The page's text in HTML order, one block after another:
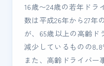
16歳〜24歳の若年ドラ
数は平成26年から27年
が、65歳以上の高齢ド
減少しているものの8.8
また、高齢ドライバー